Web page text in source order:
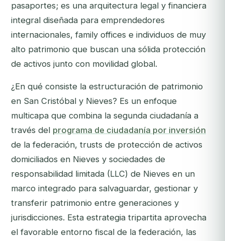
pasaportes; es una arquitectura legal y financiera
integral diseñada para emprendedores
internacionales, family offices e individuos de muy
alto patrimonio que buscan una sólida protección
de activos junto con movilidad global.
¿En qué consiste la estructuración de patrimonio
en San Cristóbal y Nieves? Es un enfoque
multicapa que combina la segunda ciudadanía a
través del programa de ciudadanía por inversión
de la federación, trusts de protección de activos
domiciliados en Nieves y sociedades de
responsabilidad limitada (LLC) de Nieves en un
marco integrado para salvaguardar, gestionar y
transferir patrimonio entre generaciones y
jurisdicciones. Esta estrategia tripartita aprovecha
el favorable entorno fiscal de la federación, las